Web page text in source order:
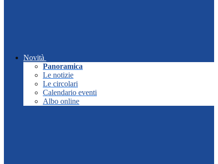
Novità
Panoramica
Le notizie
Le circolari
Calendario eventi
Albo online